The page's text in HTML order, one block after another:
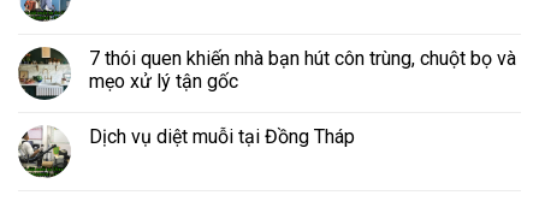
7 thói quen khiến nhà bạn hút côn trùng, chuột bọ và
mẹo xử lý tận gốc
Dịch vụ diệt muỗi tại Đồng Tháp